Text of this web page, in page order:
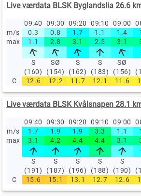
Live værdata BLSK Byglandslia 26.6
09:40 09:30 09:20 09:10 09:00
m/s
0.3 0.8 1.7 1.1 1.4
max
1.1 2.8 3.1 2.5 3.1
S
(160)
SØ
(154)
S
(162)
S
(183)
SØ
(156)
C
12.6 12.2 11.7 12.1 11.6
Live værdata BLSK Kvålsnapen 28.1
09:40 09:30 09:20 09:10 09:00
m/s
1.7 1.9 1.9 3.3 1.1
max
3.1 4.2 4.4 4.4 3.1
S
(191)
S
(187)
S
(196)
S
(188)
S
(190)
C
15.6 15.1 13.1 12.7 12.6